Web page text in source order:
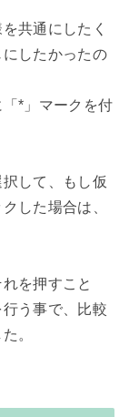
共通にしたく
したかったの
*」マークを付
して、もし仮
した場合は、
を押すこと
う事で、比較
。